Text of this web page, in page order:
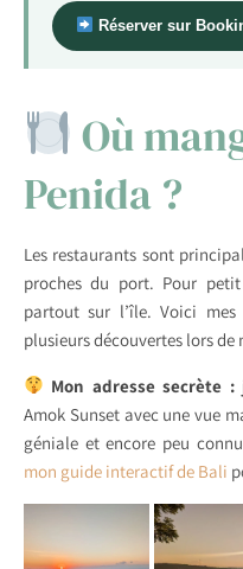
Réserver sur
Où
Penida ?
Les restaurants sont
proches du port. Pour
partout sur l’île. Voici mes
plusieurs découvertes lors de
Mon adresse secrète :
Amok Sunset avec une vue
géniale et encore peu
mon guide interactif de Bali